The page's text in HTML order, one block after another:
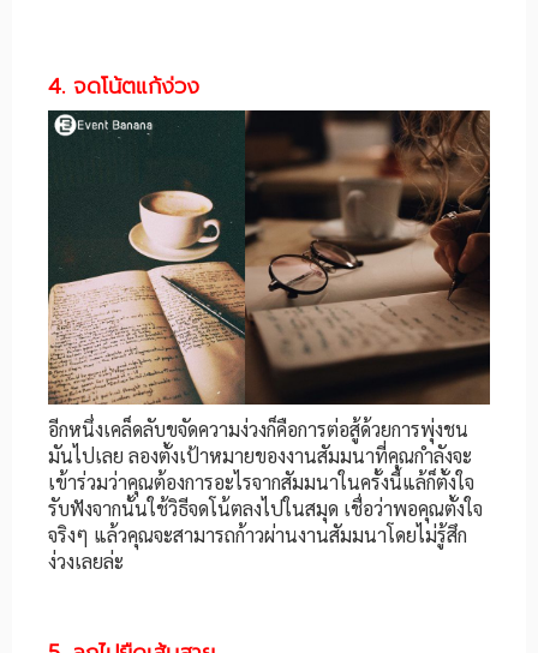
4. จดโน้ตแก้ง่วง
อีกหนึ่งเคล็ดลับขจัดความง่วงก็คือการต่อสู้ด้วยการพุ่งชน
มันไปเลย ลองตั้งเป้าหมายของงานสัมมนาที่คุณกำลังจะ
เข้าร่วมว่าคุณต้องการอะไรจากสัมมนาในครั้งนี้แล้ก็ตั้งใจ
รับฟังจากนั้นใช้วิธีจดโน้ตลงไปในสมุด เชื่อว่าพอคุณตั้งใจ
จริงๆ แล้วคุณจะสามารถก้าวผ่านงานสัมมนาโดยไม่รู้สึก
ง่วงเลยล่ะ